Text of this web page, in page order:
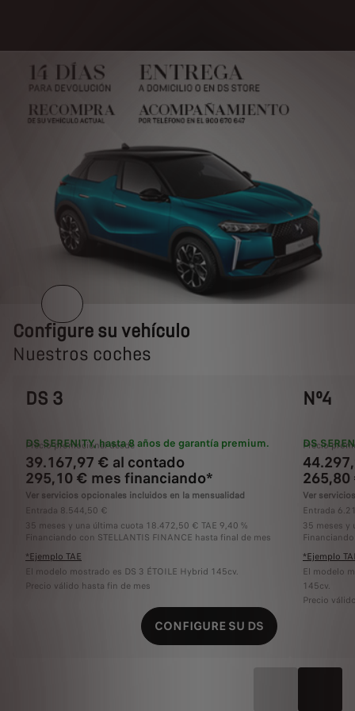
Configure su vehículo
Configure su vehículo
Nuestros coches
DS 3
DS SERENITY, hasta 8 años de garantía premium.
Precio promocional desde
39.167,97 € al contado
295,10 € mes financiando*
Ver servicios opcionales incluidos en la mensualidad
Entrada 8.544,50 €
35 meses y una última cuota 18.472,50 € TAE 9,40 %
Financiando con STELLANTIS FINANCE hasta final de mes
*Ejemplo TAE
El modelo mostrado es DS 3 ÉTOILE Hybrid 145cv.
Precio válido hasta fin de mes
CONFIGURE SU DS
Nº4
DS
Precio
Ver
Entrada
35 meses y
*Ejemplo
El modelo
145cv.
Precio